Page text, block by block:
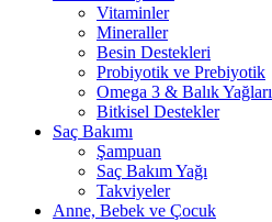
Vitaminler
Mineraller
Besin Destekleri
Probiyotik ve Prebiyotik
Omega 3 & Balık Yağları
Bitkisel Destekler
Saç Bakımı
Şampuan
Saç Bakım Yağı
Takviyeler
Anne, Bebek ve Çocuk